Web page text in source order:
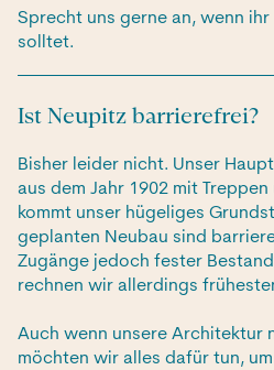
Sprecht uns gerne an, wenn
solltet.
Ist Neupitz barrierefrei?
Bisher leider nicht. Unser
aus dem Jahr 1902 mit
kommt unser hügeliges
geplanten Neubau sind
Zugänge jedoch fester
rechnen wir allerdings
Auch wenn unsere Architektur
möchten wir alles dafür tun,